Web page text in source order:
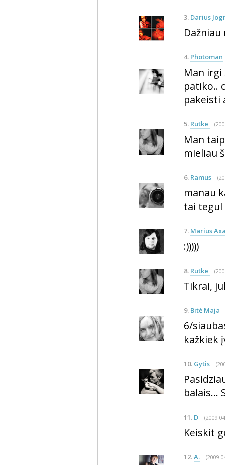
3. Darius
4. Photoman
Man
patiko..
pakeisti
5. Rutke
Man
mieliau
6. Ramus
manau
tai tegul
7. Marius
:)))))
8. Rutke
Tikrai,
9. Bitė Maja
6/
kažkiek
10. Gytis
balais...
11. D (2009
Keiskit
12.A. (2009